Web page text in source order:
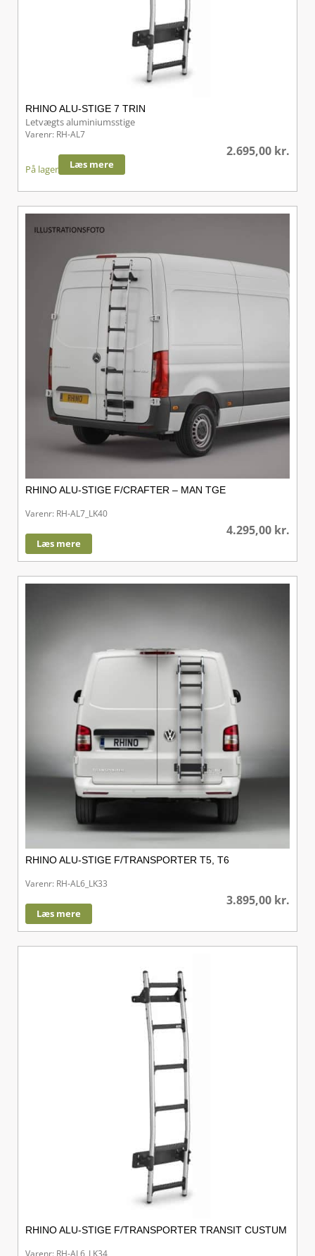
RHINO ALU-STIGE 7 TRIN
Letvægts aluminiumsstige
Varenr: RH-AL7
2.695,00 kr.
På lager Læs mere
RHINO ALU-STIGE F/CRAFTER – MAN TGE
Varenr: RH-AL7_LK40
4.295,00 kr.
Læs mere
RHINO ALU-STIGE F/TRANSPORTER T5, T6
Varenr: RH-AL6_LK33
3.895,00 kr.
Læs mere
RHINO ALU-STIGE F/TRANSPORTER TRANSIT CUSTUM